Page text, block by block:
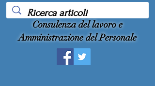
Consulenza del lavoro e
Amministrazione del Personale